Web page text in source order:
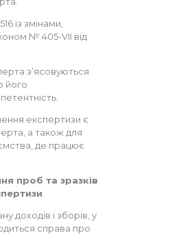
із змінами,
№ 405-VII від
з’ясовуються
його
експертизи є
а також для
де працює
проб та зразків
доходів і зборів, у
справа про